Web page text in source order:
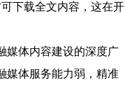
下载全文内容，这在开
媒体内容建设的深度广
媒体服务能力弱，精准